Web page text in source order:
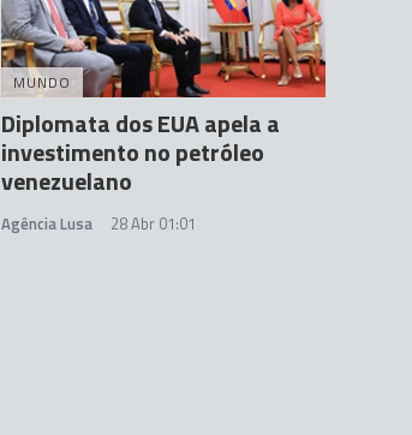
MUNDO
Diplomata dos EUA apela a
investimento no petróleo
venezuelano
Agência Lusa 28 Abr 01:01